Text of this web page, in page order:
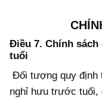
Điều 7. Chính
tuổi
Đối tượng quy định
nghỉ hưu trước